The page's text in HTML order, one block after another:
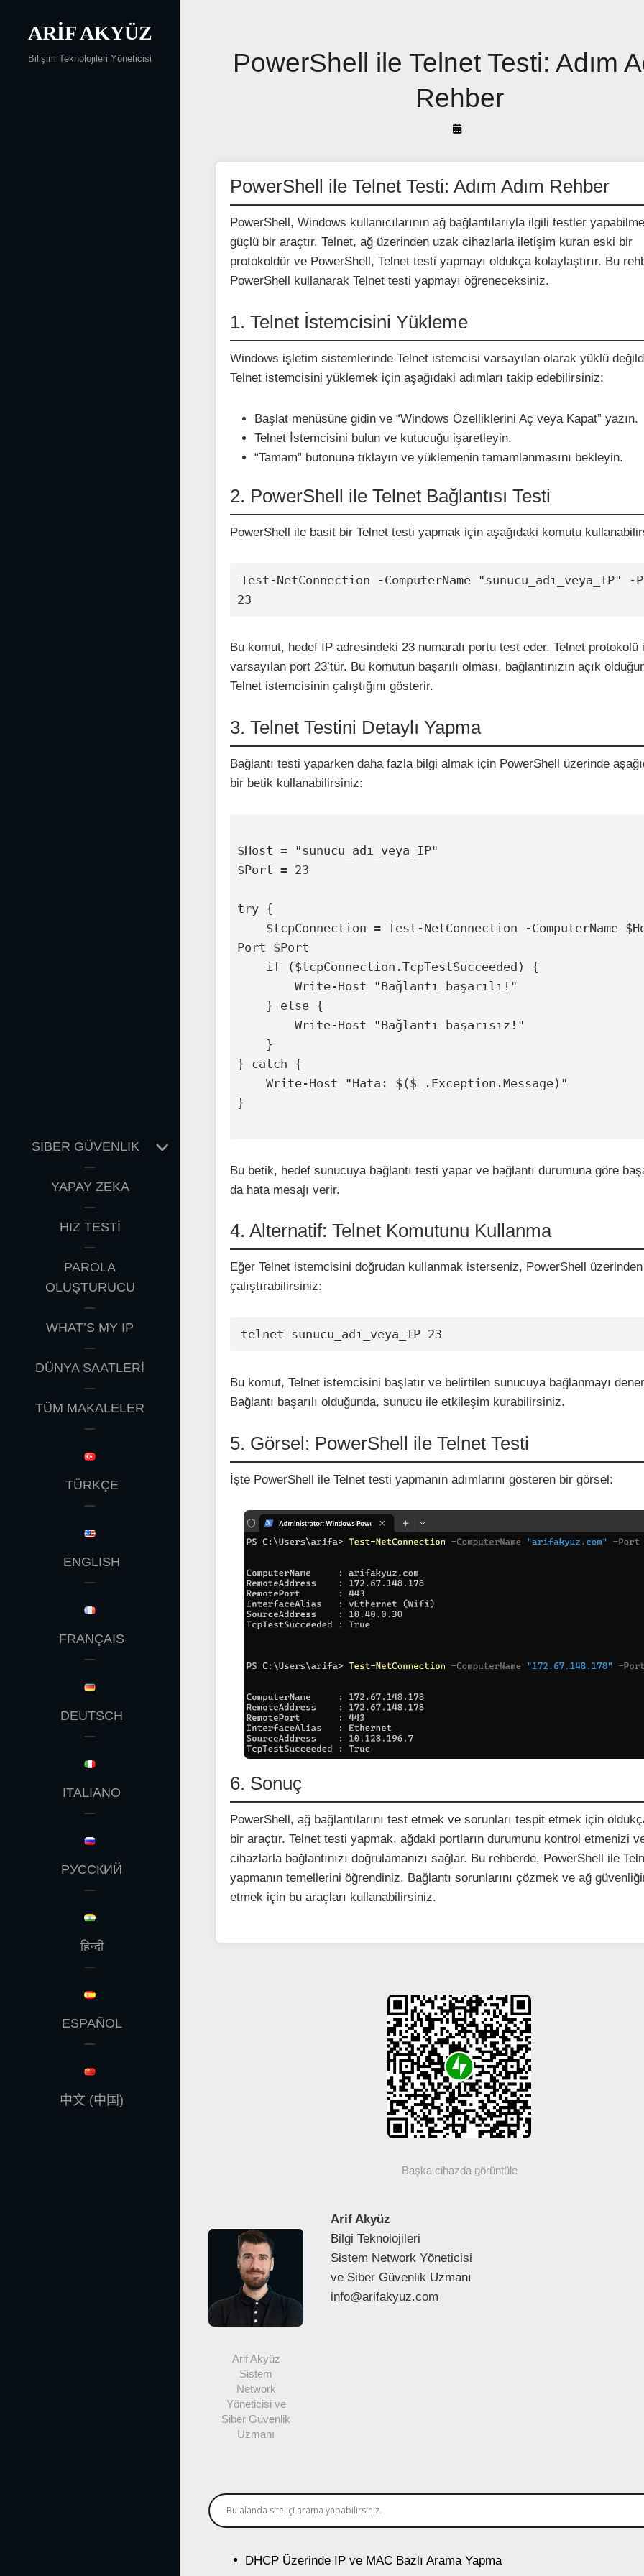
ARIF AKYÜZ
Bilişim Teknolojileri Yöneticisi
SİBER GÜVENLİK
EXPAND
YAPAY ZEKA
HIZ TESTİ
PAROLA
OLUŞTURUCU
WHAT’S MY IP
DÜNYA SAATLERİ
TÜM MAKALELER
TÜRKÇE
ENGLISH
FRANÇAIS
DEUTSCH
ITALIANO
РУССКИЙ
हिन्दी
ESPAÑOL
中文 (中国)
PowerShell ile Telnet Testi: Adım
Rehber
By
Akyüz
PowerShell ile Telnet Testi: Adım Adım Rehber
PowerShell, Windows kullanıcılarının ağ bağlantılarıyla ilgili testler
güçlü bir araçtır. Telnet, ağ üzerinden uzak cihazlarla iletişim kuran eski bir
protokoldür ve PowerShell, Telnet testi yapmayı oldukça kolaylaştırır. Bu
PowerShell kullanarak Telnet testi yapmayı öğreneceksiniz.
1. Telnet İstemcisini Yükleme
Windows işletim sistemlerinde Telnet istemcisi varsayılan olarak yüklü
Telnet istemcisini yüklemek için aşağıdaki adımları takip edebilirsiniz:
Başlat menüsüne gidin ve “Windows Özelliklerini Aç veya Kapat” yazın.
Telnet İstemcisini bulun ve kutucuğu işaretleyin.
“Tamam” butonuna tıklayın ve yüklemenin tamamlanmasını bekleyin.
2. PowerShell ile Telnet Bağlantısı Testi
PowerShell ile basit bir Telnet testi yapmak için aşağıdaki komutu
Test-NetConnection -ComputerName "sunucu_adı_veya_IP" -
23
Bu komut, hedef IP adresindeki 23 numaralı portu test eder. Telnet protokolü
varsayılan port 23’tür. Bu komutun başarılı olması, bağlantınızın açık
Telnet istemcisinin çalıştığını gösterir.
3. Telnet Testini Detaylı Yapma
Bağlantı testi yaparken daha fazla bilgi almak için PowerShell üzerinde
bir betik kullanabilirsiniz:
$Host = "sunucu_adı_veya_IP"
$Port = 23
try {
Port $Port
        Write-Host "Bağlantı başarılı!"
        Write-Host "Bağlantı başarısız!"
} catch {
    Write-Host "Hata: $($_.Exception.Message)"
}
Bu betik, hedef sunucuya bağlantı testi yapar ve bağlantı durumuna göre
da hata mesajı verir.
4. Alternatif: Telnet Komutunu Kullanma
Eğer Telnet istemcisini doğrudan kullanmak isterseniz, PowerShell
çalıştırabilirsiniz:
telnet sunucu_adı_veya_IP 23
Bu komut, Telnet istemcisini başlatır ve belirtilen sunucuya bağlanmayı
Bağlantı başarılı olduğunda, sunucu ile etkileşim kurabilirsiniz.
5. Görsel: PowerShell ile Telnet Testi
İşte PowerShell ile Telnet testi yapmanın adımlarını gösteren bir görsel:
6. Sonuç
PowerShell, ağ bağlantılarını test etmek ve sorunları tespit etmek için
bir araçtır. Telnet testi yapmak, ağdaki portların durumunu kontrol etmenizi
cihazlarla bağlantınızı doğrulamanızı sağlar. Bu rehberde, PowerShell ile
yapmanın temellerini öğrendiniz. Bağlantı sorunlarını çözmek ve ağ
etmek için bu araçları kullanabilirsiniz.
Başka cihazda görüntüle
Arif Akyüz
Sistem
Network
Yöneticisi ve
Siber Güvenlik
Uzmanı
Arif Akyüz
Bilgi Teknolojileri
Sistem Network Yöneticisi
ve Siber Güvenlik Uzmanı
info@arifakyuz.com
DHCP Üzerinde IP ve MAC Bazlı Arama Yapma
Yazı
gezinmesi